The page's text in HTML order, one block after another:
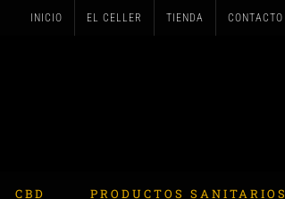
INICIO EL CELLER TIENDA CONTACTO
CBD PRODUCTOS SANITARIOS